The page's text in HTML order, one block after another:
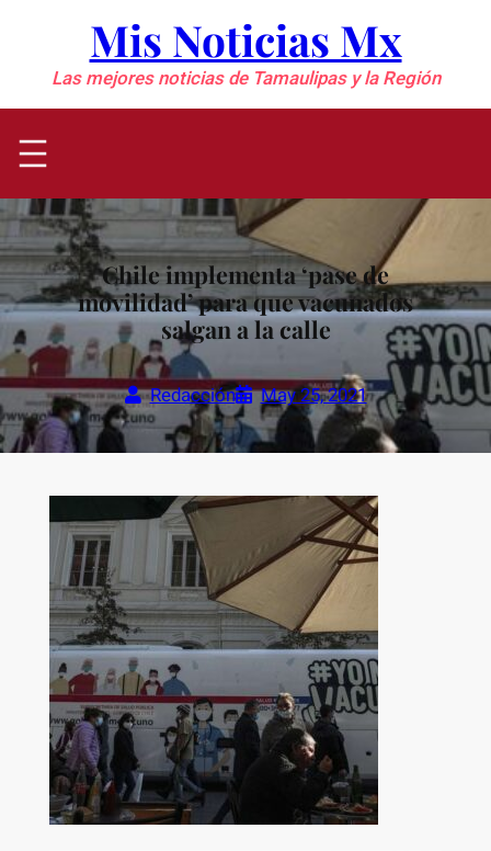
contenido
Mis Noticias Mx
Las mejores noticias de Tamaulipas y la Región
Chile implementa ‘pase de
movilidad’ para que vacunados
salgan a la calle
Redacción May 25, 2021